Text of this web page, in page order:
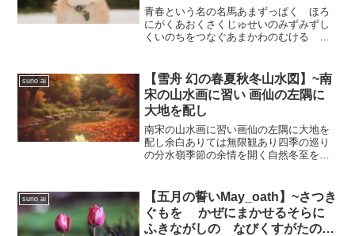
つなぐ あまかわの むける ほう
じょうかん なみうつじょうみゃ
く ずしりとしずむ しんおん
青春という名の名馬あまずっぱく ほろ
にがくあおくさくじゅせいのみずみずし
くいのちをつなぐあまかわのむける ほ
のだんりょくかんうけいれるじゅうなん
とけるような だつりょく...
suno ai
【雪舟 幻の春夏秋冬山水図】~南
宋の山水画に習い 画仙の左隅に
大地を配し
南宋の山水画に習い画仙の左隅に大地を
配し余白ありては無限観あり四季の巡り
の分水嶺季節の余情を開く自然冬至をい
のあれども旧日の面影が浮かびし心残り
の忘れ形見忘れ形見の貝合...
suno ai
【五月の誓いMay_oath】~さつき
ぐもを かぜにまかせるそらに
ふきながしの なびくすがたのこ